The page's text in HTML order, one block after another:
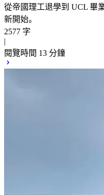
從帝國理工退學到 UCL 畢
新開始。
2577 字
|
閱覽時間 13 分鐘